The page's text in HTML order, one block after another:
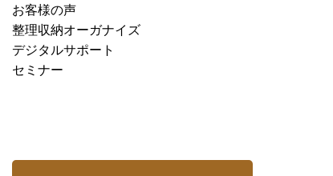
お客様の声
整理収納オーガナイズ
デジタルサポート
セミナー